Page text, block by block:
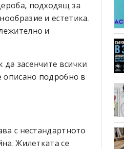
подходящ за
и естетика.
и
засенчите всички
описано подробно в
с нестандартното
Жилетката се